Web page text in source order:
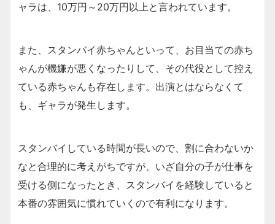
ャラは、10万円～20万円以上と言われています。
また、スタンバイ赤ちゃんといって、お目当ての赤ち
ゃんが機嫌が悪くなったりして、その代役として控え
ている赤ちゃんも存在します。出演とはならなくて
も、ギャラが発生します。
スタンバイしている時間が長いので、割に合わないか
なと合理的に考えがちですが、いざ自分の子が仕事を
受ける側になったとき、スタンバイを経験していると
本番の雰囲気に慣れていくので有利になります。